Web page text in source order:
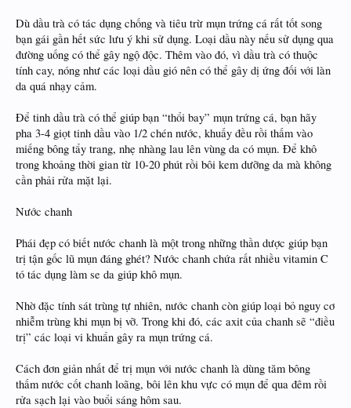
Dù dầu trà có tác dụng chống và tiêu trừ mụn trứng cá rất tốt song
bạn gái gần hết sức lưu ý khi sử dụng. Loại dầu này nếu sử dụng qua
đường uống có thể gây ngộ độc. Thêm vào đó, vì dầu trà có thuộc
tính cay, nóng như các loại dầu gió nên có thể gây dị ứng đối với làn
da quá nhạy cảm.
Để tinh dầu trà có thể giúp bạn “thổi bay” mụn trứng cá, bạn hãy
pha 3-4 giọt tinh dầu vào 1/2 chén nước, khuấy đều rồi thấm vào
miếng bông tẩy trang, nhẹ nhàng lau lên vùng da có mụn. Để khô
trong khoảng thời gian từ 10-20 phút rồi bôi kem dưỡng da mà không
cần phải rửa mặt lại.
Nước chanh
Phái đẹp có biết nước chanh là một trong những thần dược giúp bạn
trị tận gốc lũ mụn đáng ghét? Nước chanh chứa rất nhiều vitamin C
tó tác dụng làm se da giúp khô mụn.
Nhờ đặc tính sát trùng tự nhiên, nước chanh còn giúp loại bỏ nguy cơ
nhiễm trùng khi mụn bị vỡ. Trong khi đó, các axit của chanh sẽ “điều
trị” các loại vi khuẩn gây ra mụn trứng cá.
Cách đơn giản nhất để trị mụn với nước chanh là dùng tăm bông
thấm nước cốt chanh loãng, bôi lên khu vực có mụn để qua đêm rồi
rửa sạch lại vào buổi sáng hôm sau.